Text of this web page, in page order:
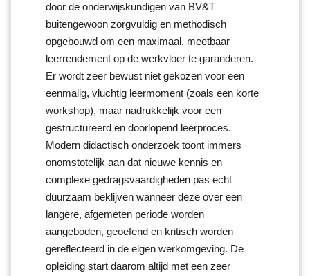
door de onderwijskundigen van BV&T
buitengewoon zorgvuldig en methodisch
opgebouwd om een maximaal, meetbaar
leerrendement op de werkvloer te garanderen.
Er wordt zeer bewust niet gekozen voor een
eenmalig, vluchtig leermoment (zoals een korte
workshop), maar nadrukkelijk voor een
gestructureerd en doorlopend leerproces.
Modern didactisch onderzoek toont immers
onomstotelijk aan dat nieuwe kennis en
complexe gedragsvaardigheden pas echt
duurzaam beklijven wanneer deze over een
langere, afgemeten periode worden
aangeboden, geoefend en kritisch worden
gereflecteerd in de eigen werkomgeving. De
opleiding start daarom altijd met een zeer